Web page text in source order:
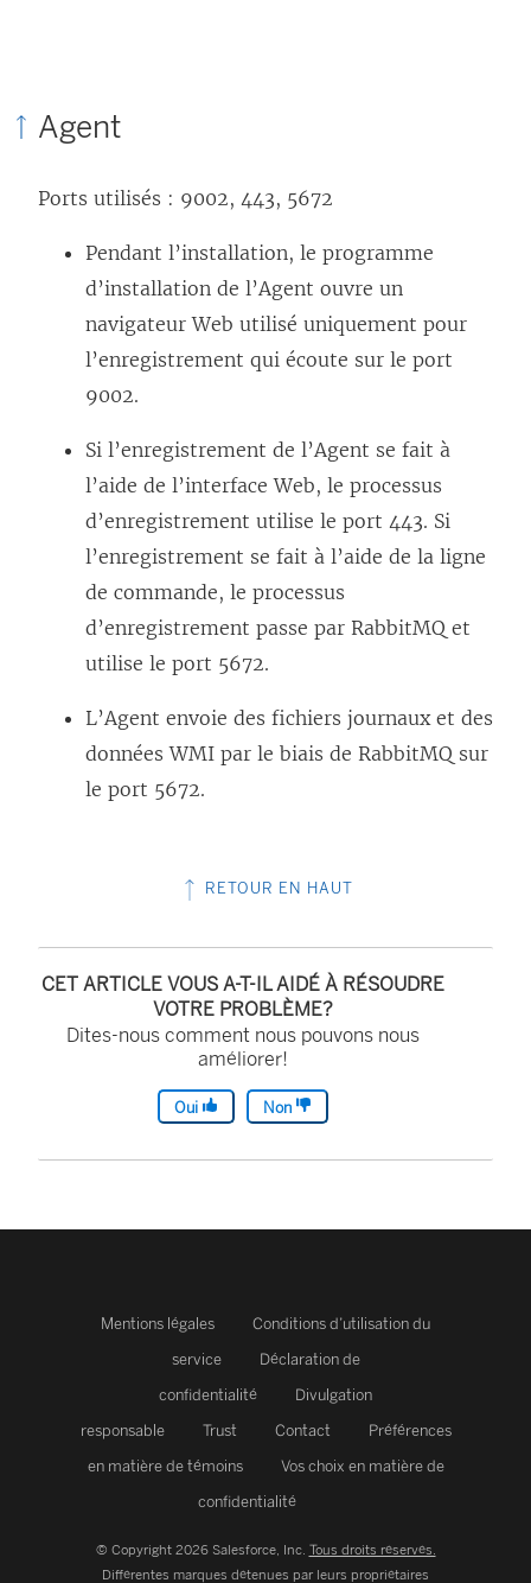
Agent
Ports utilisés : 9002, 443, 5672
Pendant l’installation, le programme
d’installation de l’Agent ouvre un
navigateur Web utilisé uniquement pour
l’enregistrement qui écoute sur le port
9002.
Si l’enregistrement de l’Agent se fait à
l’aide de l’interface Web, le processus
d’enregistrement utilise le port 443. Si
l’enregistrement se fait à l’aide de la ligne
de commande, le processus
d’enregistrement passe par RabbitMQ et
utilise le port 5672.
L’Agent envoie des fichiers journaux et des
données WMI par le biais de RabbitMQ sur
le port 5672.
RETOUR EN HAUT
CET ARTICLE VOUS A-T-IL AIDÉ À RÉSOUDRE
VOTRE PROBLÈME?
Dites-nous comment nous pouvons nous
améliorer!
Oui Non
Mentions légales
Conditions d’utilisation du
service
Déclaration de
confidentialité
Divulgation
responsable
Trust Contact
Préférences
en matière de témoins
Vos choix en matière de
confidentialité
© Copyright 2026 Salesforce, Inc. Tous droits réservés.
Différentes marques détenues par leurs propriétaires